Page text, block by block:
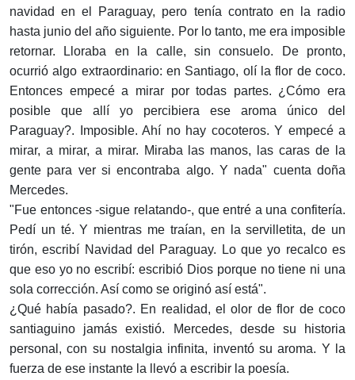
navidad en el Paraguay, pero tenía contrato en la radio
hasta junio del año siguiente. Por lo tanto, me era imposible
retornar. Lloraba en la calle, sin consuelo. De pronto,
ocurrió algo extraordinario: en Santiago, olí la flor de coco.
Entonces empecé a mirar por todas partes. ¿Cómo era
posible que allí yo percibiera ese aroma único del
Paraguay?. Imposible. Ahí no hay cocoteros. Y empecé a
mirar, a mirar, a mirar. Miraba las manos, las caras de la
gente para ver si encontraba algo. Y nada" cuenta doña
Mercedes.
"Fue entonces -sigue relatando-, que entré a una confitería.
Pedí un té. Y mientras me traían, en la servilletita, de un
tirón, escribí Navidad del Paraguay. Lo que yo recalco es
que eso yo no escribí: escribió Dios porque no tiene ni una
sola corrección. Así como se originó así está".
¿Qué había pasado?. En realidad, el olor de flor de coco
santiaguino jamás existió. Mercedes, desde su historia
personal, con su nostalgia infinita, inventó su aroma. Y la
fuerza de ese instante la llevó a escribir la poesía.